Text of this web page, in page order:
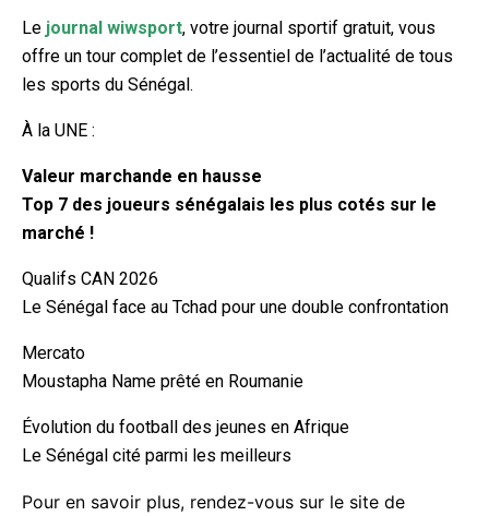
Le journal wiwsport, votre journal sportif gratuit, vous
offre un tour complet de l’essentiel de l’actualité de tous
les sports du Sénégal.
À la UNE :
Valeur marchande en hausse
Top 7 des joueurs sénégalais les plus cotés sur le
marché !
Qualifs CAN 2026
Le Sénégal face au Tchad pour une double confrontation
Mercato
Moustapha Name prêté en Roumanie
Évolution du football des jeunes en Afrique
Le Sénégal cité parmi les meilleurs
Pour en savoir plus, rendez-vous sur le site de